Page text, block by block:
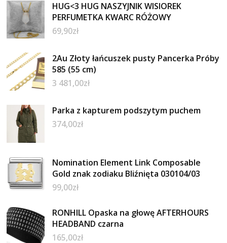
HUG<3 HUG NASZYJNIK WISIOREK
PERFUMETKA KWARC RÓŻOWY
69,90zł
2Au Złoty łańcuszek pusty Pancerka Próby
585 (55 cm)
3 481,00zł
Parka z kapturem podszytym puchem
374,00zł
Nomination Element Link Composable
Gold znak zodiaku Bliźnięta 030104/03
99,00zł
RONHILL Opaska na głowę AFTERHOURS
HEADBAND czarna
165,00zł